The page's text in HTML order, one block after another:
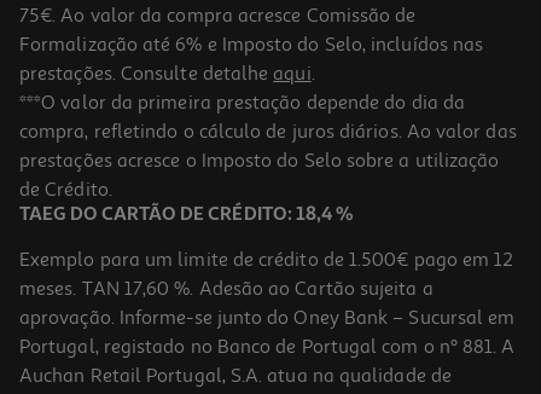
75€. Ao valor da compra acresce Comissão de
Formalização até 6% e Imposto do Selo, incluídos nas
prestações. Consulte detalhe aqui.
***O valor da primeira prestação depende do dia da
compra, refletindo o cálculo de juros diários. Ao valor das
prestações acresce o Imposto do Selo sobre a utilização
de Crédito.
TAEG DO CARTÃO DE CRÉDITO: 18,4 %
Exemplo para um limite de crédito de 1.500€ pago em 12
meses. TAN 17,60 %. Adesão ao Cartão sujeita a
aprovação. Informe-se junto do Oney Bank – Sucursal em
Portugal, registado no Banco de Portugal com o nº 881. A
Auchan Retail Portugal, S.A. atua na qualidade de